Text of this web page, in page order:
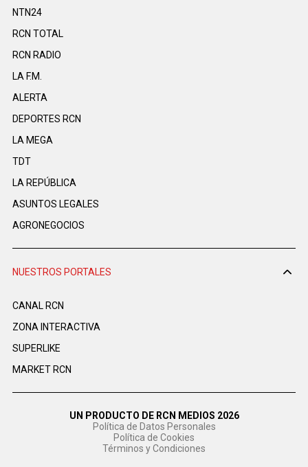
NTN24
RCN TOTAL
RCN RADIO
LA F.M.
ALERTA
DEPORTES RCN
LA MEGA
TDT
LA REPÚBLICA
ASUNTOS LEGALES
AGRONEGOCIOS
NUESTROS PORTALES
CANAL RCN
ZONA INTERACTIVA
SUPERLIKE
MARKET RCN
UN PRODUCTO DE RCN MEDIOS 2026
Política de Datos Personales
Política de Cookies
Términos y Condiciones